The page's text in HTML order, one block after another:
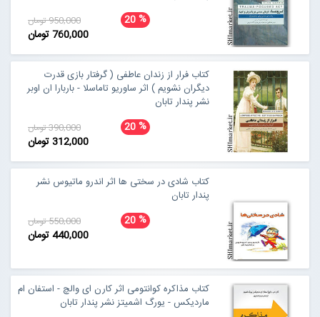
20% 950,000 تومان
760,000 تومان
کتاب فرار از زندان عاطفی ( گرفتار بازی قدرت
دیگران نشویم ) اثر ساوریو تاماسلا - باربارا ان اوبر
نشر پندار تابان
20% 390,000 تومان
312,000 تومان
کتاب شادی در سختی ها اثر اندرو ماتیوس نشر
پندار تابان
20% 550,000 تومان
440,000 تومان
کتاب مذاکره کوانتومی اثر کارن ای والچ - استفان ام
ماردیکس - یورگ اشمیتز نشر پندار تابان